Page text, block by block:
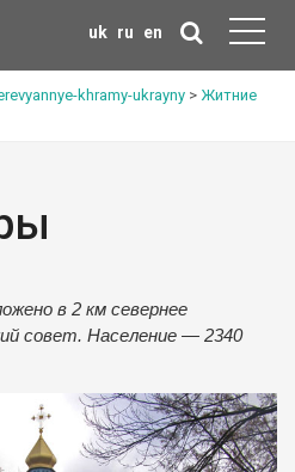
uk ru en
khramy-ukrayny > Житние
в 2 км севернее
совет. Население — 2340